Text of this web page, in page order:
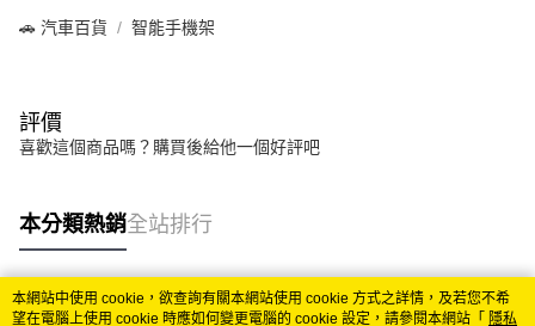
🚗 汽車百貨 智能手機架
評價
喜歡這個商品嗎？購買後給他一個好評吧
本分類熱銷全站排行
熱門標籤
本網站中使用 cookie，欲查詢有關本網站使用 cookie 方式之詳情，及若您不希
望在電腦上使用 cookie 時應如何變更電腦的 cookie 設定，請參閱本網站「 隱私